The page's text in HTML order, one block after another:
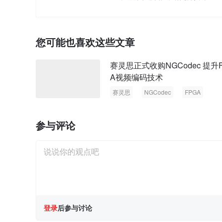
您可能也喜欢这些文章
赛灵思正式收购NGCodec 提升
A视频编码技术
赛灵思 NGCodec
FPGA
参与评论
登录后参与讨论